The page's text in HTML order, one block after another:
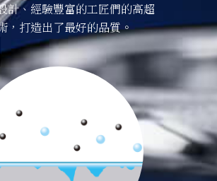
計、經驗豐富的工匠們的高超
，打造出了最好的品質。